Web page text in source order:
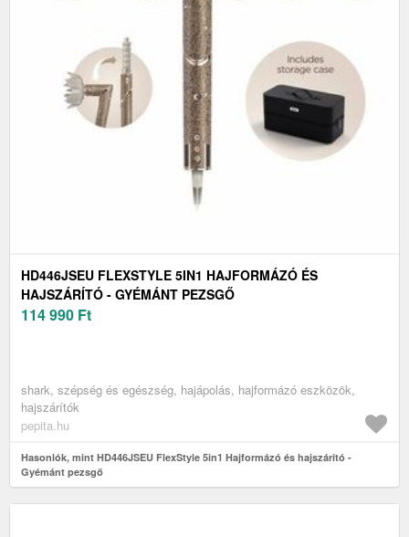
HD446JSEU FLEXSTYLE 5IN1 HAJFORMÁZÓ ÉS
HAJSZÁRÍTÓ - GYÉMÁNT PEZSGŐ
114 990 Ft
shark, szépség és egészség, hajápolás, hajformázó eszközök,
hajszárítók
pepita.hu
Hasonlók, mint HD446JSEU FlexStyle 5in1 Hajformázó és hajszárító -
Gyémánt pezsgő